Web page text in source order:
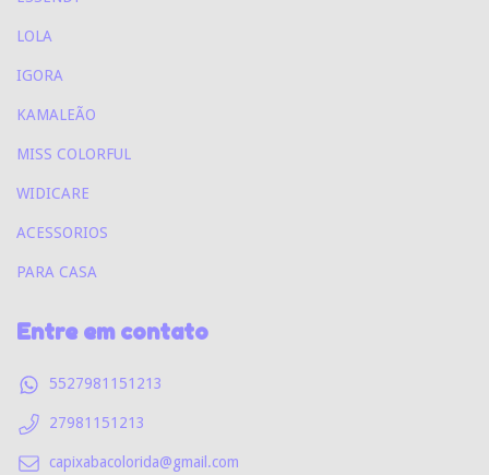
LOLA
IGORA
KAMALEÃO
MISS COLORFUL
WIDICARE
ACESSORIOS
PARA CASA
Entre em contato
5527981151213
27981151213
capixabacolorida@gmail.com